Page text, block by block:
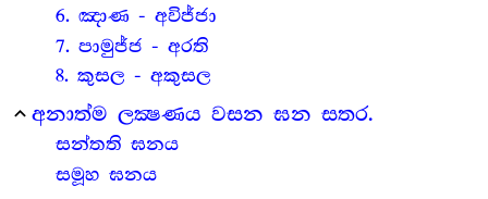
6. ඤාණ - අවිජ්ජා
7. පාමුජ්ජ - අරති
8. කුසල - අකුසල
expand_less අනාත්ම ලක්‍ෂණය වසන ඝන සතර.
සන්තති ඝනය
සමූහ ඝනය